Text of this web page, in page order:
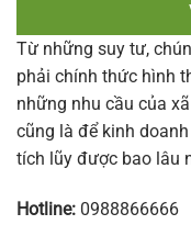
Từ những suy tư,
phải chính thức hình
những nhu cầu của
cũng là để kinh
tích lũy được bao lâu
Hotline: 0988866666